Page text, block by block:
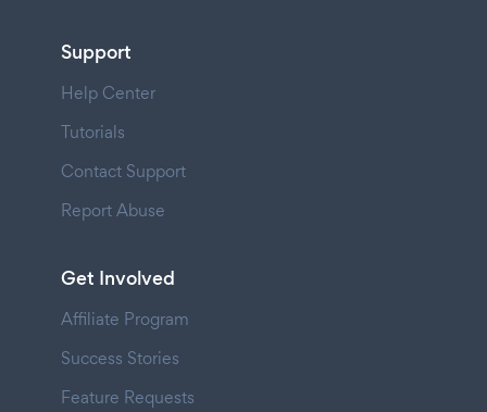
Support
Help Center
Tutorials
Contact Support
Report Abuse
Get Involved
Affiliate Program
Success Stories
Feature Requests